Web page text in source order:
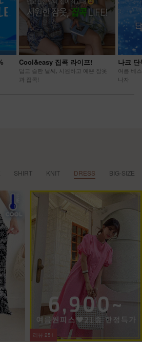
Cool&easy 집콕 라이프!
덥고 습한 날씨, 시원하고 예쁜 잠옷
과 집콕!
나크
여름 베
나자
SHIRT KNIT DRESS BIG-SIZE
리뷰 5